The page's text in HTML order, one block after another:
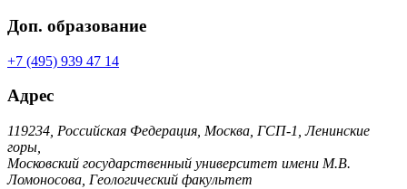
Доп. образование
+7 (495) 939 47 14
Адрес
119234, Российская Федерация, Москва, ГСП-1, Ленинские
горы,
Московский государственный университет имени М.В.
Ломоносова, Геологический факультет